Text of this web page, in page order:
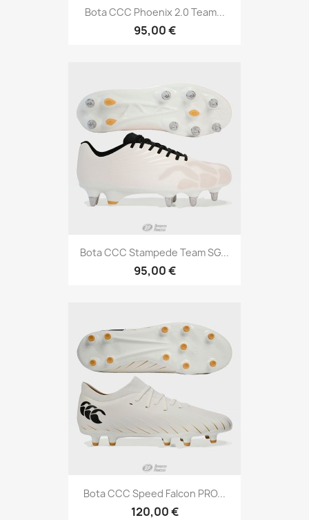
Bota CCC Phoenix 2.0 Team...
95,00 €
Bota CCC Stampede Team SG...
95,00 €
Bota CCC Speed Falcon PRO...
120,00 €